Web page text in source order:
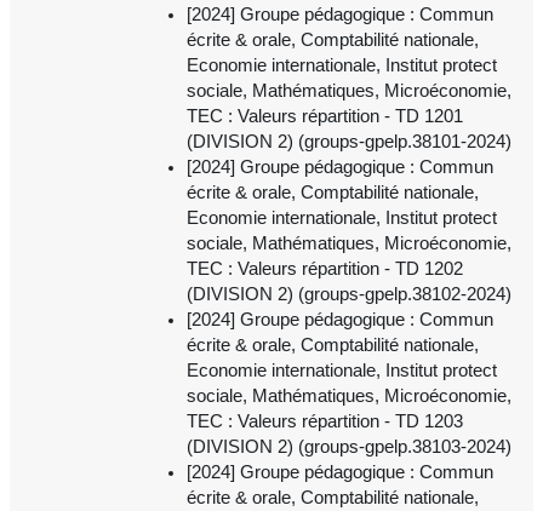
[2024] Groupe pédagogique : Commun
écrite & orale, Comptabilité nationale,
Economie internationale, Institut protect
sociale, Mathématiques, Microéconomie,
TEC : Valeurs répartition - TD 1201
(DIVISION 2) (groups-gpelp.38101-2024)
[2024] Groupe pédagogique : Commun
écrite & orale, Comptabilité nationale,
Economie internationale, Institut protect
sociale, Mathématiques, Microéconomie,
TEC : Valeurs répartition - TD 1202
(DIVISION 2) (groups-gpelp.38102-2024)
[2024] Groupe pédagogique : Commun
écrite & orale, Comptabilité nationale,
Economie internationale, Institut protect
sociale, Mathématiques, Microéconomie,
TEC : Valeurs répartition - TD 1203
(DIVISION 2) (groups-gpelp.38103-2024)
[2024] Groupe pédagogique : Commun
écrite & orale, Comptabilité nationale,